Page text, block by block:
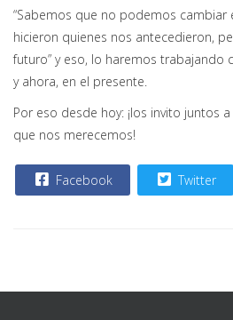
“Sabemos que no podemos cambiar
hicieron quienes nos antecedieron,
futuro” y eso, lo haremos
y ahora, en el presente.
Por eso desde hoy: ¡los invito juntos
que nos merecemos!
Facebook Twitter